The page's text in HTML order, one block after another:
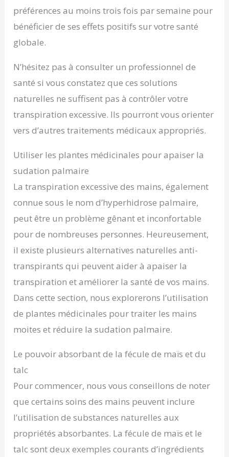
préférences au moins trois fois par semaine pour
bénéficier de ses effets positifs sur votre santé
globale.
N’hésitez pas à consulter un professionnel de
santé si vous constatez que ces solutions
naturelles ne suffisent pas à contrôler votre
transpiration excessive. Ils pourront vous orienter
vers d’autres traitements médicaux appropriés.
Utiliser les plantes médicinales pour apaiser la
sudation palmaire
La transpiration excessive des mains, également
connue sous le nom d’hyperhidrose palmaire,
peut être un problème gênant et inconfortable
pour de nombreuses personnes. Heureusement,
il existe plusieurs alternatives naturelles anti-
transpirants qui peuvent aider à apaiser la
transpiration et améliorer la santé de vos mains.
Dans cette section, nous explorerons l’utilisation
de plantes médicinales pour traiter les mains
moites et réduire la sudation palmaire.
Le pouvoir absorbant de la fécule de maïs et du
talc
Pour commencer, nous vous conseillons de noter
que certains soins des mains peuvent inclure
l’utilisation de substances naturelles aux
propriétés absorbantes. La fécule de maïs et le
talc sont deux exemples courants d’ingrédients